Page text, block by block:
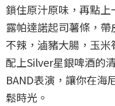
鎖住原汁原味，再點
露帕達諾起司薯條，
不辣，滷豬大腸，玉
配上Silver星銀啤酒的
BAND表演，讓你在海
鬆時光。